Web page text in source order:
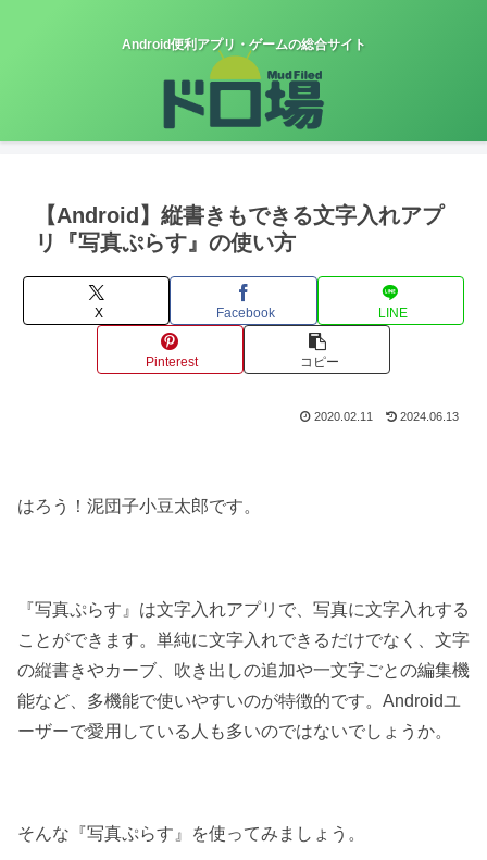
Android便利アプリ・ゲームの総合サイト
【Android】縦書きもできる文字入れアプ
リ『写真ぷらす』の使い方
X Facebook LINE
Pinterest コピー
2020.02.11 2024.06.13
はろう！泥団子小豆太郎です。
『写真ぷらす』は文字入れアプリで、写真に文字入れする
ことができます。単純に文字入れできるだけでなく、文字
の縦書きやカーブ、吹き出しの追加や一文字ごとの編集機
能など、多機能で使いやすいのが特徴的です。Androidユ
ーザーで愛用している人も多いのではないでしょうか。
そんな『写真ぷらす』を使ってみましょう。